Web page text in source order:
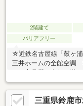
2階建て
バリアフリー
☆近鉄名古屋線「鼓ヶ
三井ホームの全館空調
の空気をまもり続ける
抜けプラン 明るく、
です☆駐車３台可能☆
三重県鈴鹿